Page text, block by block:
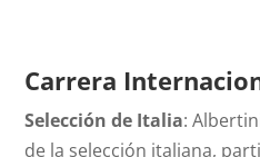
Carrera
Selección de Italia:
de la selección italiana,